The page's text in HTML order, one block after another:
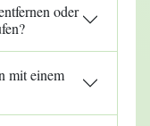
oder
mit einem